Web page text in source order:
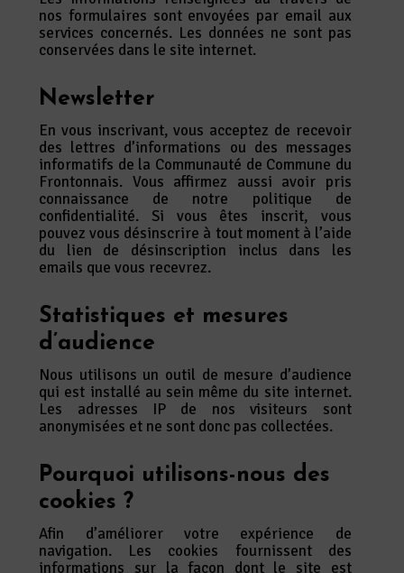
nos formulaires sont envoyées par email aux
services concernés. Les données ne sont pas
conservées dans le site internet.
Newsletter
En vous inscrivant, vous acceptez de recevoir
des lettres d’informations ou des messages
informatifs de la Communauté de Commune du
Frontonnais. Vous affirmez aussi avoir pris
connaissance de notre politique de
confidentialité. Si vous êtes inscrit, vous
pouvez vous désinscrire à tout moment à l’aide
du lien de désinscription inclus dans les
emails que vous recevrez.
Statistiques et mesures
d’audience
Nous utilisons un outil de mesure d’audience
qui est installé au sein même du site internet.
Les adresses IP de nos visiteurs sont
anonymisées et ne sont donc pas collectées.
Pourquoi utilisons-nous des
cookies ?
Afin d’améliorer votre expérience de
navigation. Les cookies fournissent des
informations sur la façon dont le site est